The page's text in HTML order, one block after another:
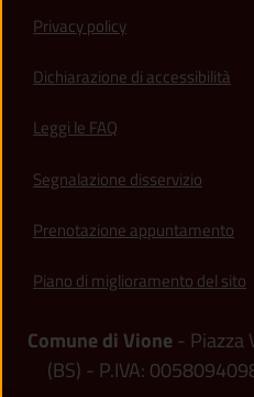
Privacy policy
Dichiarazione di accessibilità
Leggi le FAQ
Segnalazione disservizio
Prenotazione appuntamento
Piano di miglioramento del sito
Comune di Vione- Piazza
(BS) - P.IVA: